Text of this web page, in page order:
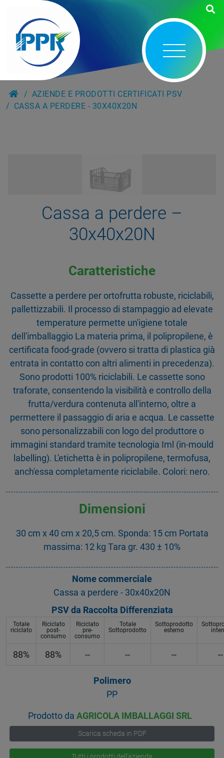
AZIENDE E PRODOTTI CERTIFICATI PSV
CASSA A PERDERE - 30X40X20N
Cassa a perdere –
30x40x20N
Caratteristiche
Cassette a perdere per ortofrutta robuste, riciclabili,
pallettizzabili. Il processo di stampaggio ad elevate
temperature permette un'igiene totale
dell'imballaggio La materia prima, il polipropilene, è
certificata food-grade (ovvero si tratta di plastica già
entrata in contatto con altri alimenti in precedenza).
Sono prodotti 100% riciclabili. Le cassette sono
traforate, consentendo la visibilità e controllo della
frutta/verdura contenuta all'interno, oltre a
permettere il passaggio di aria e acqua. Le cassette
sono personalizzabili con logo del produttore o
immagini standard tramite tecnologia Iml (in-mould
labelling). L'etichetta è in polipropilene, termofusa,
anch'essa completamente riciclabile. Colori: nero.
Dimensioni
30 cm x 40 cm x 20,5 cm. Sponda: 15 cm Portata
massima: 12 kg Tara gr. 430 ± 10%
Nome commerciale
Cassa a perdere - 30x40x20N
PSV da Raccolta Differenziata
Totale
riciclato
Riciclato
post-
consumo
Riciclato
pre-
consumo
Totale
Sottoprodotto
Sottoprodotto
esterno
88% 88% -- -- -- --
Polimero
PP
Prodotto daAGRICOLA IMBALLAGGI SRL
Scarica scheda in PDF